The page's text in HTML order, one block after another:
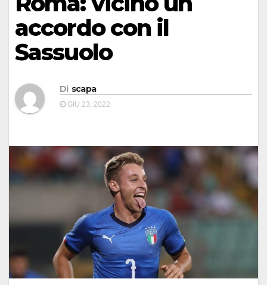
accordo con il
Sassuolo
Di scapa
GIU 23, 2022